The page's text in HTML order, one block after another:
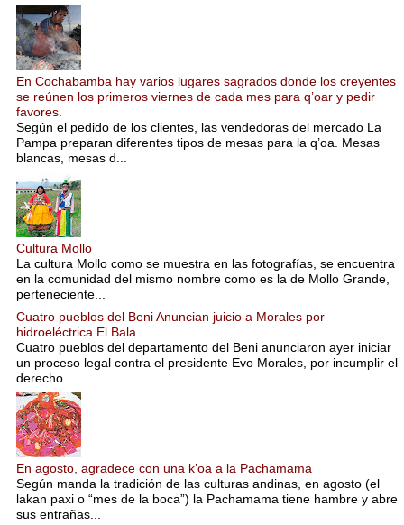
En Cochabamba hay varios lugares sagrados donde los creyentes
se reúnen los primeros viernes de cada mes para q’oar y pedir
favores.
Según el pedido de los clientes, las vendedoras del mercado La
Pampa preparan diferentes tipos de mesas para la q’oa. Mesas
blancas, mesas d...
Cultura Mollo
La cultura Mollo como se muestra en las fotografías, se encuentra
en la comunidad del mismo nombre como es la de Mollo Grande,
perteneciente...
Cuatro pueblos del Beni Anuncian juicio a Morales por
hidroeléctrica El Bala
Cuatro pueblos del departamento del Beni anunciaron ayer iniciar
un proceso legal contra el presidente Evo Morales, por incumplir el
derecho...
En agosto, agradece con una k’oa a la Pachamama
Según manda la tradición de las culturas andinas, en agosto (el
lakan paxi o “mes de la boca”) la Pachamama tiene hambre y abre
sus entrañas...